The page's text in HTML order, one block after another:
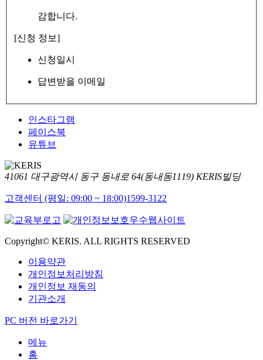
감합니다.
[신청 정보]
신청일시
답변받을 이메일
인스타그램
페이스북
유튜브
41061 대구광역시 동구 동내로 64(동내동1119) KERIS빌딩
고객센터 (평일: 09:00 ~ 18:00)1599-3122
Copyright© KERIS. ALL RIGHTS RESERVED
이용약관
개인정보처리방침
개인정보 재동의
기관소개
PC 버전 바로가기
메뉴
홈